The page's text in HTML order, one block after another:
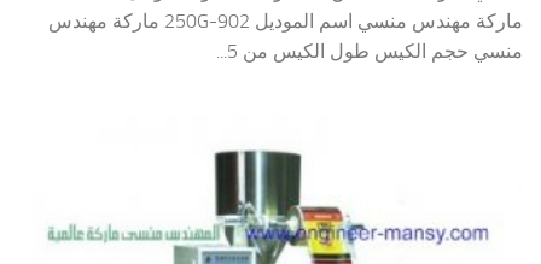
ماركة مهندس منسي اسم الموديل 902-250G ماركة مهندس
منسي حجم الكيس طول الكيس من 5...